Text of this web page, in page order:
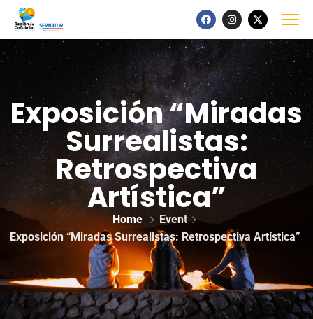
Exposición “Miradas
Surrealistas:
Retrospectiva
Artística”
Home
Event
Exposición “Miradas Surrealistas: Retrospectiva Artística”